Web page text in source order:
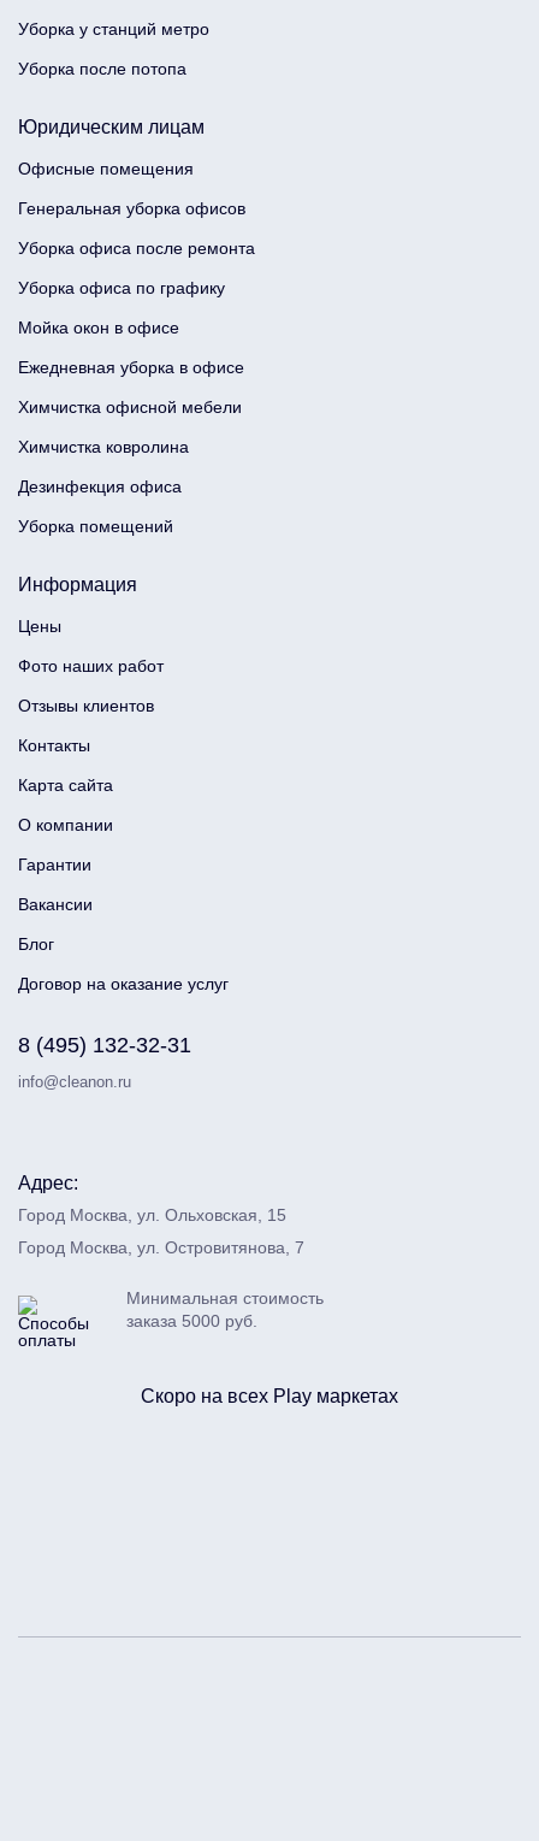
Уборка у станций метро
Уборка после потопа
Юридическим лицам
Офисные помещения
Генеральная уборка офисов
Уборка офиса после ремонта
Уборка офиса по графику
Мойка окон в офисе
Ежедневная уборка в офисе
Химчистка офисной мебели
Химчистка ковролина
Дезинфекция офиса
Уборка помещений
Информация
Цены
Фото наших работ
Отзывы клиентов
Контакты
Карта сайта
О компании
Гарантии
Вакансии
Блог
Договор на оказание услуг
8 (495) 132-32-31
info@cleanon.ru
Адрес:
Город Москва, ул. Ольховская, 15
Город Москва, ул. Островитянова, 7
Минимальная стоимость
заказа 5000 руб.
Скоро на всех Play маркетах